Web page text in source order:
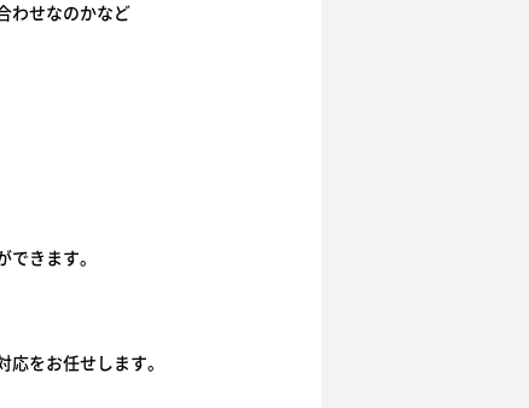
わせなのかなど
きます。
をお任せします。